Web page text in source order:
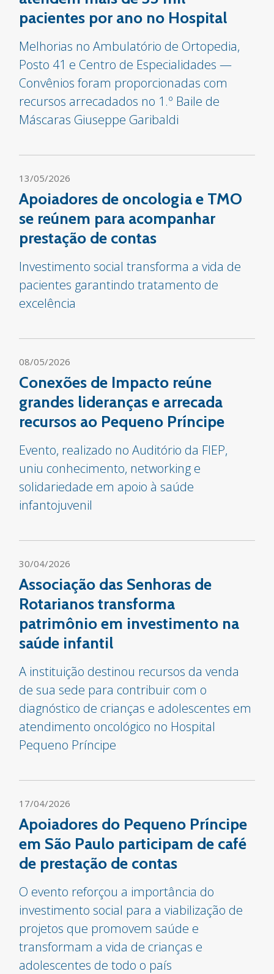
pacientes por ano no Hospital
Melhorias no Ambulatório de Ortopedia,
Posto 41 e Centro de Especialidades —
Convênios foram proporcionadas com
recursos arrecadados no 1.º Baile de
Máscaras Giuseppe Garibaldi
13/05/2026
Apoiadores de oncologia e TMO
se reúnem para acompanhar
prestação de contas
Investimento social transforma a vida de
pacientes garantindo tratamento de
excelência
08/05/2026
Conexões de Impacto reúne
grandes lideranças e arrecada
recursos ao Pequeno Príncipe
Evento, realizado no Auditório da FIEP,
uniu conhecimento, networking e
solidariedade em apoio à saúde
infantojuvenil
30/04/2026
Associação das Senhoras de
Rotarianos transforma
patrimônio em investimento na
saúde infantil
A instituição destinou recursos da venda
de sua sede para contribuir com o
diagnóstico de crianças e adolescentes em
atendimento oncológico no Hospital
Pequeno Príncipe
17/04/2026
Apoiadores do Pequeno Príncipe
em São Paulo participam de café
de prestação de contas
O evento reforçou a importância do
investimento social para a viabilização de
projetos que promovem saúde e
transformam a vida de crianças e
adolescentes de todo o país